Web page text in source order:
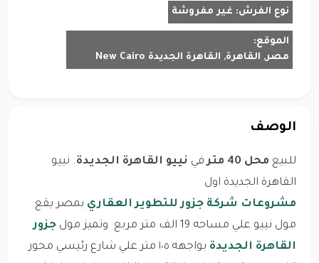
نوع الفرش: غير مفروشة
الموقع:
مصر, القاهرة, القاهرة الجديدة New Cairo
الوصف
للبيع محل 40 متر في نييو القاهرة الجديدة. نييو
القاهرة الجديدة اول
مشروعات شركة جزور للتطوير العقاري بمصر يقع
مول نييو علي مساحه 19 الف متر مربع وتميز مول
جزور
القاهرة الجديدة
بواجهه ١٠٥ متر علي شارع رئيسي محور